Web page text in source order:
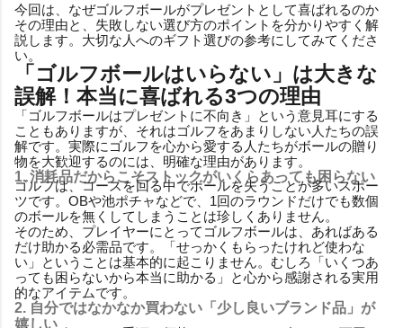
今回は、なぜゴルフボールがプレゼントとして喜ばれるのか
その理由と、失敗しない選び方のポイントを分かりやすく解
説します。大切な人へのギフト選びの参考にしてみてくださ
い。
「ゴルフボールはいらない」は大きな
誤解！本当に喜ばれる3つの理由
「ゴルフボールはプレゼントに不向き」という意見耳にする
こともありますが、それはゴルフをあまりしない人たちの誤
解です。実際にゴルフを心から愛する人たちがボールの贈り
物を大歓迎するのには、明確な理由があります。
1. 消耗品だからこそストックがいくらあっても困らない
ゴルフは、コースを回る中でボールを失うことが多いスポー
ツです。OBや池ポチャなどで、1回のラウンドだけでも数個
のボールを無くしてしまうことは珍しくありません。
そのため、プレイヤーにとってゴルフボールは、あればある
だけ助かる必需品です。「せっかくもらったけれど使わな
い」ということは基本的に起こりません。むしろ「いくつあ
っても困らないから本当に助かる」と心から感謝される実用
的なアイテムです。
2. 自分ではなかなか買わない「少し良いブランド品」が
嬉しい